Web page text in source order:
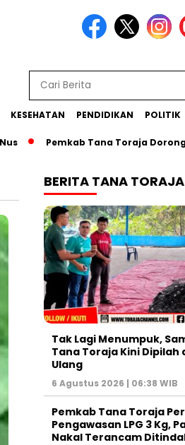
KESEHATAN PENDIDIKAN POLITIK
Pemkab Tana Toraja Dorong
BERITA TANA TORAJA
Tak Lagi Menumpuk,
Tana Toraja Kini Dipilah
Ulang
6 Agustus 2026 | 06:38 WIB
Pemkab Tana Toraja
Pengawasan LPG 3 Kg,
Nakal Terancam